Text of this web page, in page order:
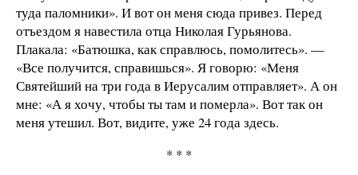
туда паломники». И вот он меня сюда привез. Перед
отъездом я навестила отца Николая Гурьянова.
Плакала: «Батюшка, как справлюсь, помолитесь». —
«Все получится, справишься». Я говорю: «Меня
Святейший на три года в Иерусалим отправляет». А он
мне: «А я хочу, чтобы ты там и померла». Вот так он
меня утешил. Вот, видите, уже 24 года здесь.
* * *